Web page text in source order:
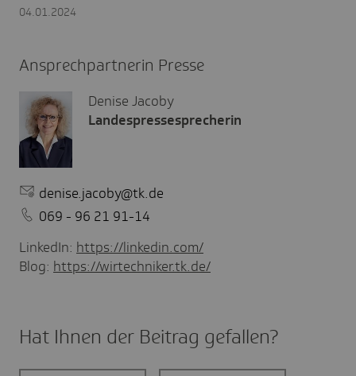
04.01.2024
Ansprechpartnerin Presse
Denise Jacoby
Landespressesprecherin
denise.jacoby@tk.de
069 - 96 21 91-14
LinkedIn: https://linkedin.com/
Blog: https://wirtechniker.tk.de/
Hat Ihnen der Beitrag gefal­len?